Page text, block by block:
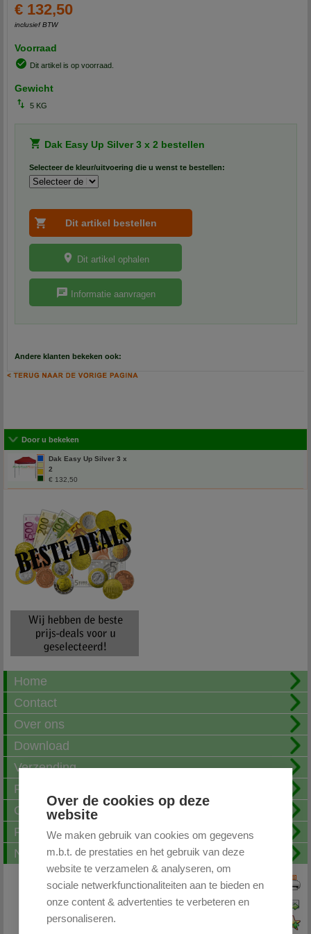
Over de cookies op deze
website
We maken gebruik van cookies om gegevens
m.b.t. de prestaties en het gebruik van deze
website te verzamelen & analyseren, om
sociale netwerkfunctionaliteiten aan te bieden en
onze content & advertenties te verbeteren en
personaliseren.
€ 132,50
inclusief BTW
Voorraad
Dit artikel is op voorraad.
Gewicht
5 KG
Dak Easy Up Silver 3 x 2 bestellen
Selecteer de kleur/uitvoering die u wenst te bestellen:
Dit artikel ophalen
Informatie aanvragen
Andere klanten bekeken ook:
Door u bekeken
Dak Easy Up Silver 3 x
2
€ 132,50
Home
Contact
Over ons
Download
Verzending
Fotoalbum
Openingstijden
FAQ
Nieuwsbrief
Print deze pagina
Pagina doorsturen